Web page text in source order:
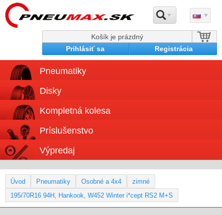
Košík je prázdný
Prihlásiť sa
Registrácia
Pneumatiky
Disky
Kompletná kolesa
Príslušenstvo
Výpredaj
Úvod Pneumatiky Osobné a 4x4
zimné
195/70R16 94H, Hankook, W452 Winter i*cept RS2 M+S